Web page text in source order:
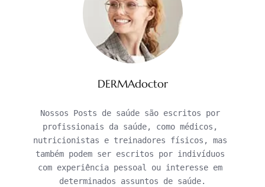
DERMAdoctor
Nossos Posts de saúde são escritos por
profissionais da saúde, como médicos,
nutricionistas e treinadores físicos, mas
também podem ser escritos por indivíduos
com experiência pessoal ou interesse em
determinados assuntos de saúde.